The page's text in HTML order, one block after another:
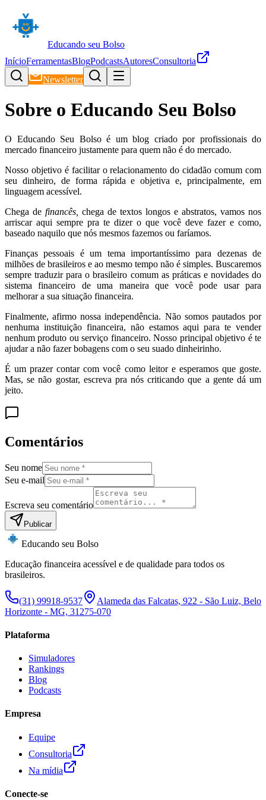
Educando seu Bolso
InícioFerramentasBlogPodcastsAutoresConsultoria
Newsletter
Sobre o Educando Seu Bolso
O Educando Seu Bolso é um blog criado por profissionais do
mercado financeiro justamente para quem não é do mercado.
Nosso objetivo é facilitar o relacionamento do cidadão comum com
seu dinheiro, de forma rápida e objetiva e, principalmente, em
linguagem acessível.
Chega de financês, chega de textos longos e abstratos, vamos nos
arriscar aqui sempre pra te dizer o que você deve fazer e como,
baseado naquilo que nós mesmos fazemos ou faríamos.
Finanças pessoais é um tema importantíssimo para dezenas de
milhões de brasileiros e ao mesmo tempo não é simples. Buscaremos
sempre traduzir para o brasileiro comum as práticas e novidades do
sistema financeiro de uma maneira que você pode usar para
melhorar a sua situação financeira.
Finalmente, afirmo nossa independência. Não somos pautados por
nenhuma instituição financeira, não estamos aqui para te vender
nenhum produto ou serviço financeiro. Nosso principal objetivo é te
ajudar a não fazer bobagens com o seu suado dinheirinho.
É um prazer contar com você como leitor e esperamos que goste.
Mas, se não gostar, escreva pra nós criticando que a gente dá um
jeito.
Comentários
Seu nome
Seu e-mail
Escreva seu comentário
Publicar
Educando seu Bolso
Educação financeira acessível e de qualidade para todos os
brasileiros.
(31) 99918-9537
Alameda das Falcatas, 922 - São Luiz, Belo
Horizonte - MG, 31275-070
Plataforma
Simuladores
Rankings
Blog
Podcasts
Empresa
Equipe
Consultoria
Na mídia
Conecte-se